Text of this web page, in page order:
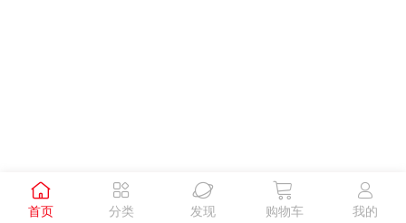

首页

分类

发现

购物车

我的